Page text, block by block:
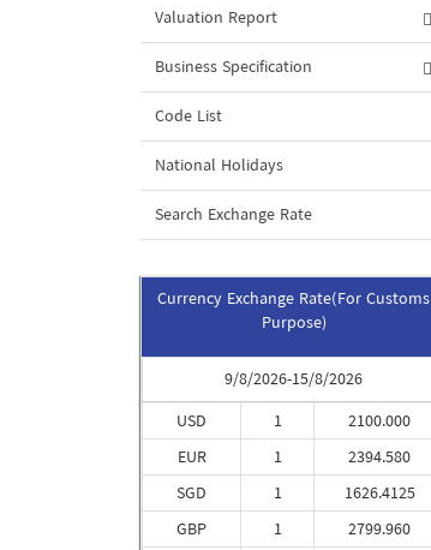
Valuation Report
Business Specification
Code List
National Holidays
Search Exchange Rate
Currency Exchange Rate(For Customs
Purpose)
9/8/2026-15/8/2026
USD
EUR
SGD
GBP
1
1
1
1
2100.000
2394.580
1626.4125
2799.960